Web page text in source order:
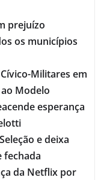
prejuízo
os municípios
Militares em
Modelo
esperança
e deixa
fechada
da Netflix por